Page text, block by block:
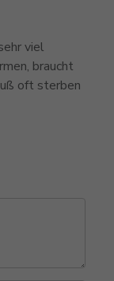
viel
braucht
oft sterben